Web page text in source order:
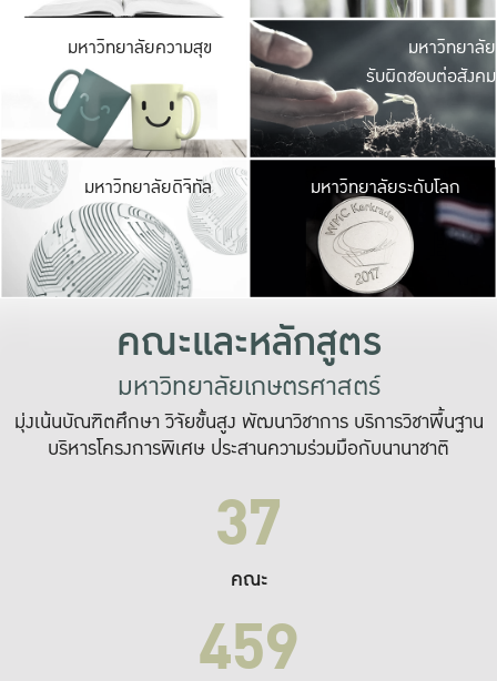
มหาวิทยาลัยความสุข มหาวิ
ค
เปิดประ
และพบเรื่องราวใ
มหาวิทยาลัย
รับผิดชอบต่อสังคม
มหาวิทยาลัยดิจิทัล มหาวิ
เปลี่ยนแปลง แล
เพื่อทำง
ระบบสารสนเทศ
มหาวิทยาลัยระดับโลก
คณะและหลักสูตร
มหาวิทยาลัยเกษตรศาสตร์
มุ่งเน้นบัณฑิตศึกษา วิจัยขั้นสูง พัฒนาวิชาการ บริการวิชาพื้นฐาน
บริหารโครงการพิเศษ ประสานความร่วมมือกับนานาชาติ
37
คณะ
459